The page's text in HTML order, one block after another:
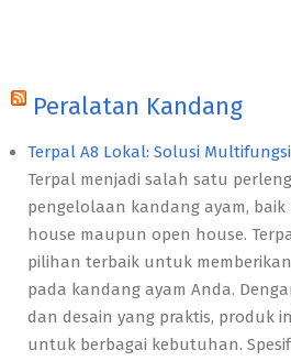
Peralatan Kandang
Terpal A8 Lokal: Solusi
Terpal menjadi salah satu
pengelolaan kandang ayam,
house maupun open house.
pilihan terbaik untuk
pada kandang ayam Anda.
dan desain yang praktis, produk
untuk berbagai kebutuhan.